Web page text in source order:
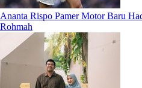
Ananta Rispo Pamer Motor Baru
Rohmah